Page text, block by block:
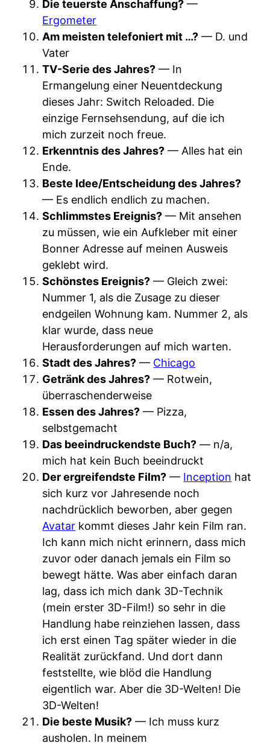
Die teuerste Anschaffung? —
Ergometer
Am meisten telefoniert mit …? — D. und
Vater
TV-Serie des Jahres? — In
Ermangelung einer Neuentdeckung
dieses Jahr: Switch Reloaded. Die
einzige Fernsehsendung, auf die ich
mich zurzeit noch freue.
Erkenntnis des Jahres? — Alles hat ein
Ende.
Beste Idee/Entscheidung des Jahres?
— Es endlich endlich zu machen.
Schlimmstes Ereignis? — Mit ansehen
zu müssen, wie ein Aufkleber mit einer
Bonner Adresse auf meinen Ausweis
geklebt wird.
Schönstes Ereignis? — Gleich zwei:
Nummer 1, als die Zusage zu dieser
endgeilen Wohnung kam. Nummer 2, als
klar wurde, dass neue
Herausforderungen auf mich warten.
Stadt des Jahres? — Chicago
Getränk des Jahres? — Rotwein,
überraschenderweise
Essen des Jahres? — Pizza,
selbstgemacht
Das beeindruckendste Buch? — n/a,
mich hat kein Buch beeindruckt
Der ergreifendste Film? — Inception hat
sich kurz vor Jahresende noch
nachdrücklich beworben, aber gegen
Avatar kommt dieses Jahr kein Film ran.
Ich kann mich nicht erinnern, dass mich
zuvor oder danach jemals ein Film so
bewegt hätte. Was aber einfach daran
lag, dass ich mich dank 3D-Technik
(mein erster 3D-Film!) so sehr in die
Handlung habe reinziehen lassen, dass
ich erst einen Tag später wieder in die
Realität zurückfand. Und dort dann
feststellte, wie blöd die Handlung
eigentlich war. Aber die 3D-Welten! Die
3D-Welten!
Die beste Musik? — Ich muss kurz
ausholen. In meinem